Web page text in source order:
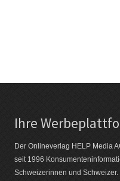
Ihre
Der Onlineverlag HELP Media
seit 1996
Schweizerinnen und